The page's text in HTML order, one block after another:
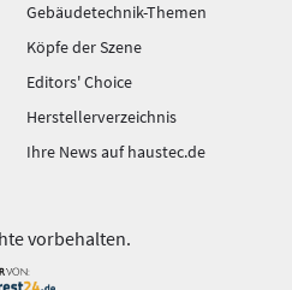
Gebäudetechnik-Themen
Köpfe der Szene
Editors' Choice
Herstellerverzeichnis
Ihre News auf haustec.de
vorbehalten.